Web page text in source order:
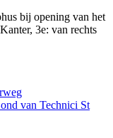
bij opening van het
3e: van rechts
van Technici St